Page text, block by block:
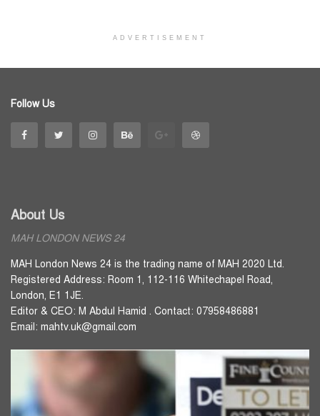
ADVERTISEMENT
Follow Us
About Us
MAH LONDON NEWS 24
MAH London News 24 is the trading name of MAH 2020 Ltd.
Registered Address: Room 1, 112-116 Whitechapel Road,
London, E1 1JE.
Editor & CEO: M Abdul Hamid . Contact: 07958486881
Email: mahtv.uk@gmail.com